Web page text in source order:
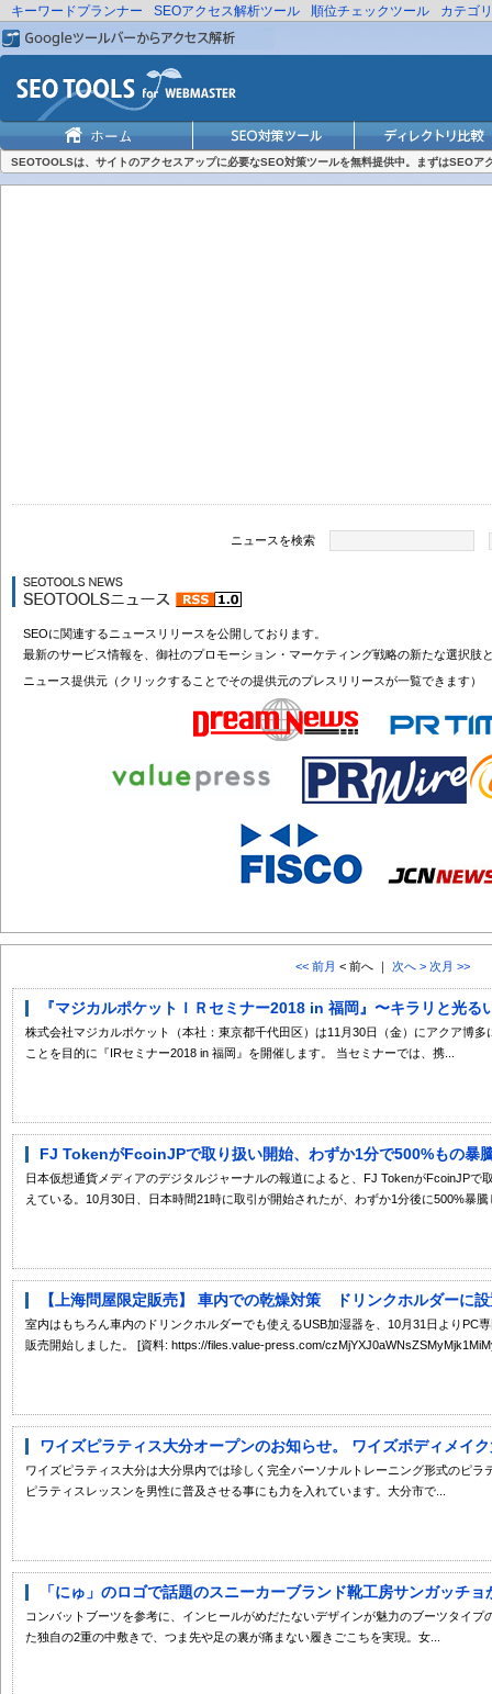
キーワードプランナー SEOアクセス解析ツール 順位チェックツール カテゴ
SEOTOOLSは、サイトのアクセスアップに必要なSEO対策ツールを無料提供中。まずはSEOア
ニュースを検索
SEOに関連するニュースリリースを公開しております。
最新のサービス情報を、御社のプロモーション・マーケティング戦略の新たな選択肢
ニュース提供元（クリックすることでその提供元のプレスリリースが一覧できます）
<< 前月 < 前へ ｜ 次へ > 次月 >>
『マジカルポケットＩＲセミナー2018 in 福岡』〜キラリと光る
株式会社マジカルポケット（本社：東京都千代田区）は11月30日（金）にアクア博
ことを目的に『IRセミナー2018 in 福岡』を開催します。 当セミナーでは、携...
FJ TokenがFcoinJPで取り扱い開始、わずか1分で500%もの暴
日本仮想通貨メディアのデジタルジャーナルの報道によると、FJ TokenがFcoinJPで
えている。10月30日、日本時間21時に取引が開始されたが、わずか1分後に500%暴騰
【上海問屋限定販売】 車内での乾燥対策 ドリンクホルダーに
室内はもちろん車内のドリンクホルダーでも使えるUSB加湿器を、10月31日より
販売開始しました。 [資料: https://files.value-press.com/
ワイズピラティス大分オープンのお知らせ。 ワイズボディメイ
ワイズピラティス大分は大分県内では珍しく完全パーソナルトレーニング形式のピ
ピラティスレッスンを男性に普及させる事にも力を入れています。大分市で...
「にゅ」のロゴで話題のスニーカーブランド靴工房サンガッチ
コンバットブーツを参考に、インヒールがめだたないデザインが魅力のブーツタイプ
た独自の2重の中敷きで、つま先や足の裏が痛まない履きごこちを実現。女...